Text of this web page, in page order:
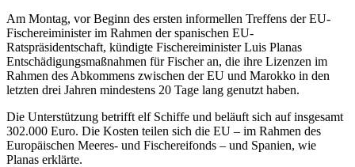
Am Montag, vor Beginn des ersten informellen Treffens der EU-
Fischereiminister im Rahmen der spanischen EU-
Ratspräsidentschaft, kündigte Fischereiminister Luis Planas
Entschädigungsmaßnahmen für Fischer an, die ihre Lizenzen im
Rahmen des Abkommens zwischen der EU und Marokko in den
letzten drei Jahren mindestens 20 Tage lang genutzt haben.
Die Unterstützung betrifft elf Schiffe und beläuft sich auf insgesamt
302.000 Euro. Die Kosten teilen sich die EU – im Rahmen des
Europäischen Meeres- und Fischereifonds – und Spanien, wie
Planas erklärte.